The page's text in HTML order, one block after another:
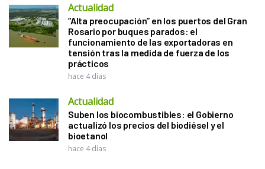
Actualidad
“Alta preocupación” en los puertos del Gran
Rosario por buques parados: el
funcionamiento de las exportadoras en
tensión tras la medida de fuerza de los
prácticos
hace 4 días
Actualidad
Suben los biocombustibles: el Gobierno
actualizó los precios del biodiésel y el
bioetanol
hace 4 días